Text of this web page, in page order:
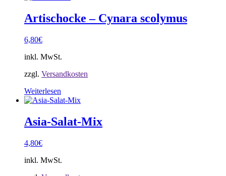
Artischocke – Cynara scolymus
6,80€
inkl. MwSt.
zzgl. Versandkosten
Weiterlesen
Asia-Salat-Mix
4,80€
inkl. MwSt.